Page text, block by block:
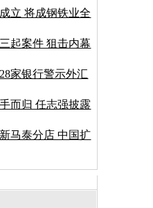
立 将成钢铁业全
起案件 狙击内幕
家银行警示外汇
而归 任志强披露
马泰分店 中国扩